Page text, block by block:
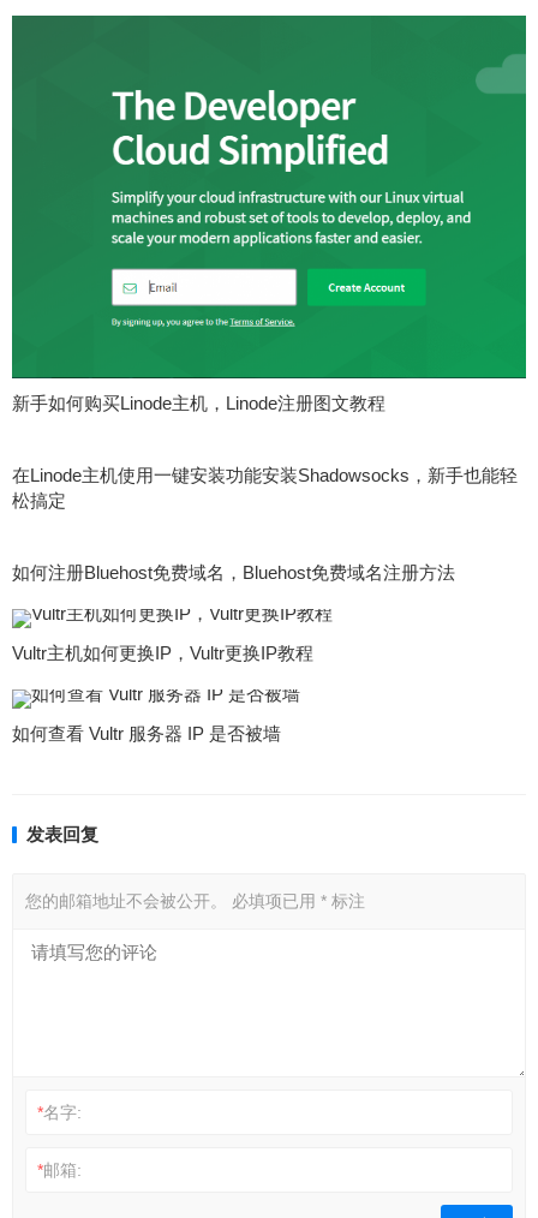
新手如何购买Linode主机，Linode注册图文教程
在Linode主机使用一键安装功能安装Shadowsocks，新手也能轻
松搞定
如何注册Bluehost免费域名，Bluehost免费域名注册方法
Vultr主机如何更换IP，Vultr更换IP教程
如何查看 Vultr 服务器 IP 是否被墙
发表回复
您的邮箱地址不会被公开。 必填项已用 * 标注
*名字:
*邮箱: